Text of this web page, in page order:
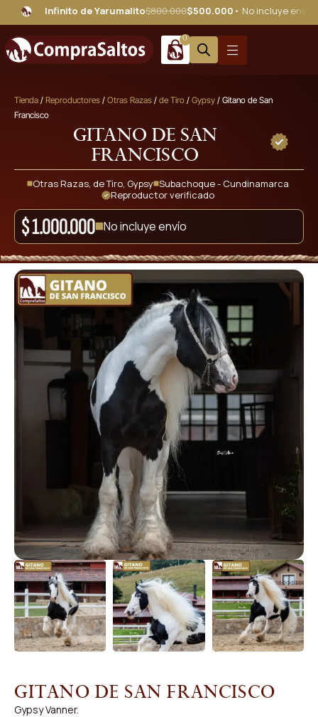
de Yarumalito$800.000$500.000• No incluye envío
0
Tienda / Reproductores / Otras Razas / de Tiro / Gypsy / Gitano de San
Francisco
Gitano de San
Francisco
Otras Razas, de Tiro, Gypsy Subachoque - Cundinamarca
Reproductor verificado
$1.000.000 No incluye envío
Gitano de San Francisco
Gypsy Vanner.